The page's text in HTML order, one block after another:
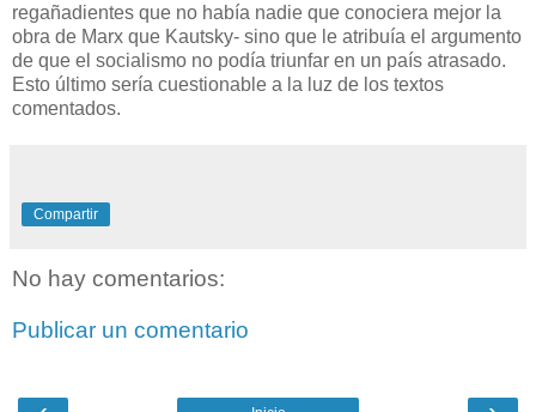
regañadientes que no había nadie que conociera mejor la
obra de Marx que Kautsky- sino que le atribuía el argumento
de que el socialismo no podía triunfar en un país atrasado.
Esto último sería cuestionable a la luz de los textos
comentados.
Compartir
No hay comentarios:
Publicar un comentario